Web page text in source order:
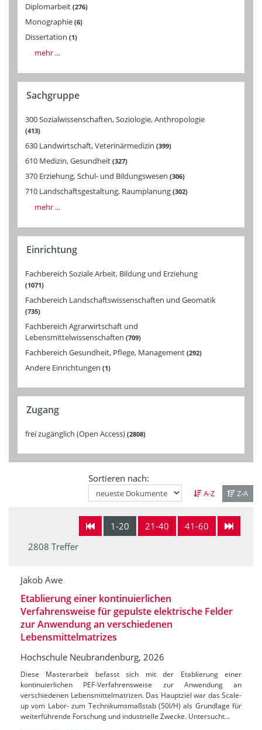
Diplomarbeit 276
Monographie 6
Dissertation 1
mehr ...
Sachgruppe
300 Sozialwissenschaften, Soziologie, Anthropologie
413
630 Landwirtschaft, Veterinärmedizin 399
610 Medizin, Gesundheit 327
370 Erziehung, Schul- und Bildungswesen 306
710 Landschaftsgestaltung, Raumplanung 302
mehr ...
Einrichtung
Fachbereich Soziale Arbeit, Bildung und Erziehung
1071
Fachbereich Landschaftswissenschaften und Geomatik
735
Fachbereich Agrarwirtschaft und
Lebensmittelwissenschaften 709
Fachbereich Gesundheit, Pflege, Management 292
Andere Einrichtungen 1
Zugang
frei zugänglich (Open Access) 2808
Sortieren nach:
A-Z Z-A
1-20 21-40
41-60
2808 Treffer
Jakob Awe
Etablierung einer kontinuierlichen
Verfahrensweise für gepulste elektrische Felder
zur Anwendung an verschiedenen
Lebensmittelmatrizes
Hochschule Neubrandenburg, 2026
Diese Masterarbeit befasst sich mit der Etablierung einer
kontinuierlichen PEF-Verfahrensweise zur Anwendung an
verschiedenen Lebensmittelmatrizen. Das Hauptziel war das Scale-
up vom Labor- zum Technikumsmaßstab (50l/H) als Grundlage für
weiterführende Forschung und industrielle Zwecke. Untersucht…